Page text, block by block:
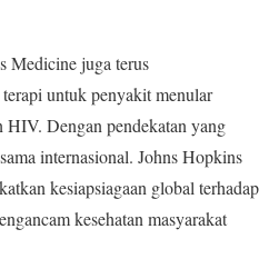
Medicine juga terus
untuk penyakit menular
Dengan pendekatan yang
internasional. Johns Hopkins
kesiapsiagaan global terhadap
kesehatan masyarakat